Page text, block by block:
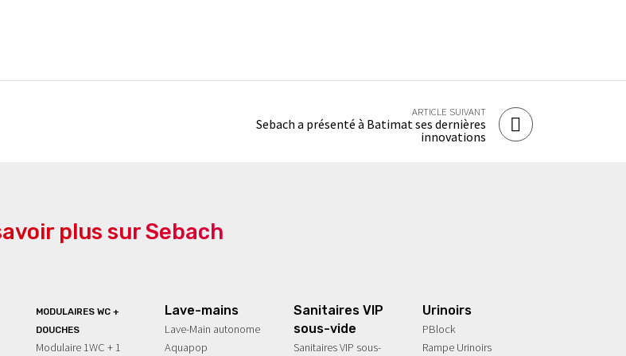
ARTICLE SUIVANT
Sebach a présenté à Batimat ses dernières
innovations
plus sur Sebach
MODULAIRES WC +
DOUCHES
Modulaire 1WC + 1
Lave-mains
Lave-Main autonome
Aquapop
Sanitaires VIP
sous-vide
Sanitaires VIP sous-
Urinoirs
PBlock
Rampe Urinoirs